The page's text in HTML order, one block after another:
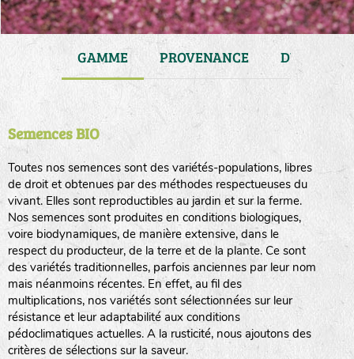
GAMME PROVENANCE DURÉE DE
Semences BIO
Toutes nos semences sont des variétés-populations, libres
de droit et obtenues par des méthodes respectueuses du
vivant. Elles sont reproductibles au jardin et sur la ferme.
Nos semences sont produites en conditions biologiques,
voire biodynamiques, de manière extensive, dans le
respect du producteur, de la terre et de la plante. Ce sont
des variétés traditionnelles, parfois anciennes par leur nom
mais néanmoins récentes. En effet, au fil des
multiplications, nos variétés sont sélectionnées sur leur
résistance et leur adaptabilité aux conditions
pédoclimatiques actuelles. A la rusticité, nous ajoutons des
critères de sélections sur la saveur.
haies
zone sauvage